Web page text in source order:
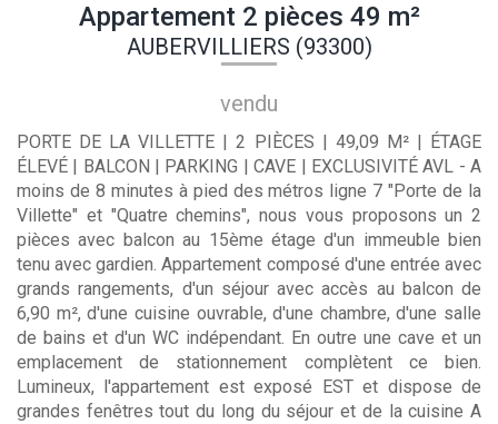
Appartement 2 pièces 49 m²
AUBERVILLIERS (93300)
vendu
PORTE DE LA VILLETTE | 2 PIÈCES | 49,09 M² | ÉTAGE
ÉLEVÉ | BALCON | PARKING | CAVE | EXCLUSIVITÉ AVL - A
moins de 8 minutes à pied des métros ligne 7 "Porte de la
Villette" et "Quatre chemins", nous vous proposons un 2
pièces avec balcon au 15ème étage d'un immeuble bien
tenu avec gardien. Appartement composé d'une entrée avec
grands rangements, d'un séjour avec accès au balcon de
6,90 m², d'une cuisine ouvrable, d'une chambre, d'une salle
de bains et d'un WC indépendant. En outre une cave et un
emplacement de stationnement complètent ce bien.
Lumineux, l'appartement est exposé EST et dispose de
grandes fenêtres tout du long du séjour et de la cuisine A